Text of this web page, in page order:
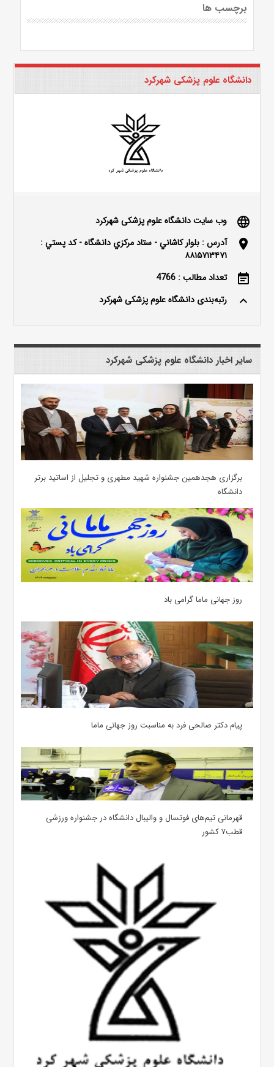
برچسب ها
دانشگاه علوم پزشکی شهرکرد
language وب سایت دانشگاه علوم پزشکی شهرکرد
location_on
آدرس : بلوار كاشاني - ستاد مركزي دانشگاه - كد پستي :
۸۸۱۵۷۱۳۴۷۱
event_note تعداد مطالب : 4766
keyboard_arrow_up رتبه‌بندی دانشگاه علوم پزشکی شهرکرد
سایر اخبار دانشگاه علوم پزشکی شهرکرد
برگزاری هجدهمین جشنواره شهید مطهری و تجلیل از اساتید برتر
دانشگاه
روز جهانی ماما گرامی باد
پیام دکتر صالحی فرد به مناسبت روز جهانی ماما
قهرمانی تیم‌های فوتسال و والیبال دانشگاه در جشنواره ورزشی
قطب۷ کشور